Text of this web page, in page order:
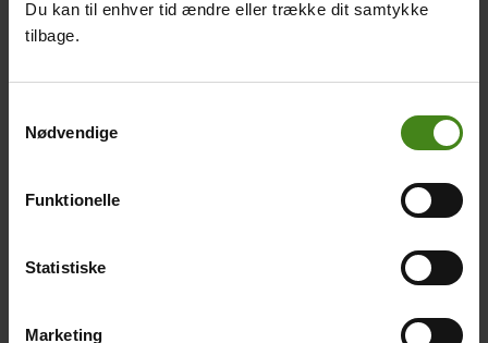
Du kan til enhver tid ændre eller trække dit samtykke
tilbage.
Nødvendige
Funktionelle
Statistiske
Marketing
glide hen ad gulvet i stedet for at trampe. Det ser mere
elegant ud.
content
picture
Colombias danse
kultur for at danse. Lær
Colombiansk
Lyt til musik fra Colombia.